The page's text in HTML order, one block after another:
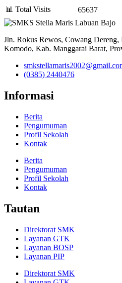
📊 Total Visits
65637
Jln. Rokus Rewos, Cowang
Komodo, Kab. Manggarai Barat,
(0385) 2440476
Informasi
Berita
Pengumuman
Profil Sekolah
Kontak
Berita
Pengumuman
Profil Sekolah
Kontak
Tautan
Direktorat SMK
Layanan GTK
Layanan BOSP
Layanan PIP
Direktorat SMK